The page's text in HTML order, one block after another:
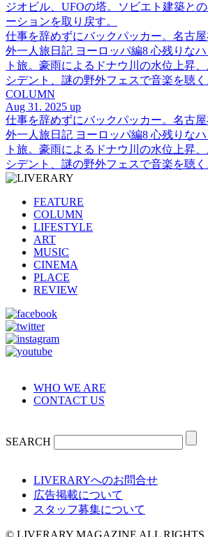
ジオビル、UFOの塔。ソビエト建築と
ーションを取り戻す。
仕事を辞めずにバックパッカー。名古
外一人旅日記 ヨーロッパ編8 心残りな
ト旅。豪雨によるドナウ川の水位上昇
シデント、謎の野外フェスで音楽を聴く
COLUMN
Aug 31. 2025 up
仕事を辞めずにバックパッカー。名古
外一人旅日記 ヨーロッパ編8 心残りな
ト旅。豪雨によるドナウ川の水位上昇
シデント、謎の野外フェスで音楽を聴く
FEATURE
COLUMN
LIFESTYLE
ART
MUSIC
CINEMA
PLACE
REVIEW
WHO WE ARE
CONTACT US
SEARCH
LIVERARYへのお問合せ
広告掲載について
スタッフ募集について